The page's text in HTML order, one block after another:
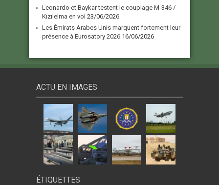
Leonardo et Baykar testent le couplage M-346 /
Kızılelma en vol 23/06/2026
Les Émirats Arabes Unis marquent fortement leur
présence à Eurosatory 2026 16/06/2026
ACTU EN IMAGES
ÉTIQUETTES